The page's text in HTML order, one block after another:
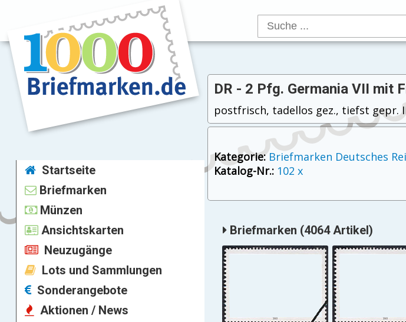
Startseite
Briefmarken
Münzen
Ansichtskarten
Neuzugänge
Lots und Sammlungen
Sonderangebote
Aktionen / News
DR - 2 Pfg. Germania VII mit
postfrisch, tadellos gez., tiefst gepr.
Kategorie: Briefmarken Deutsches
Katalog-Nr.: 102 x
Briefmarken (4064 Artikel)